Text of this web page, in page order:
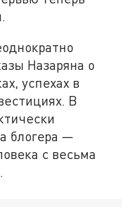
Назаряна о
успехах в
В
блогера —
с весьма